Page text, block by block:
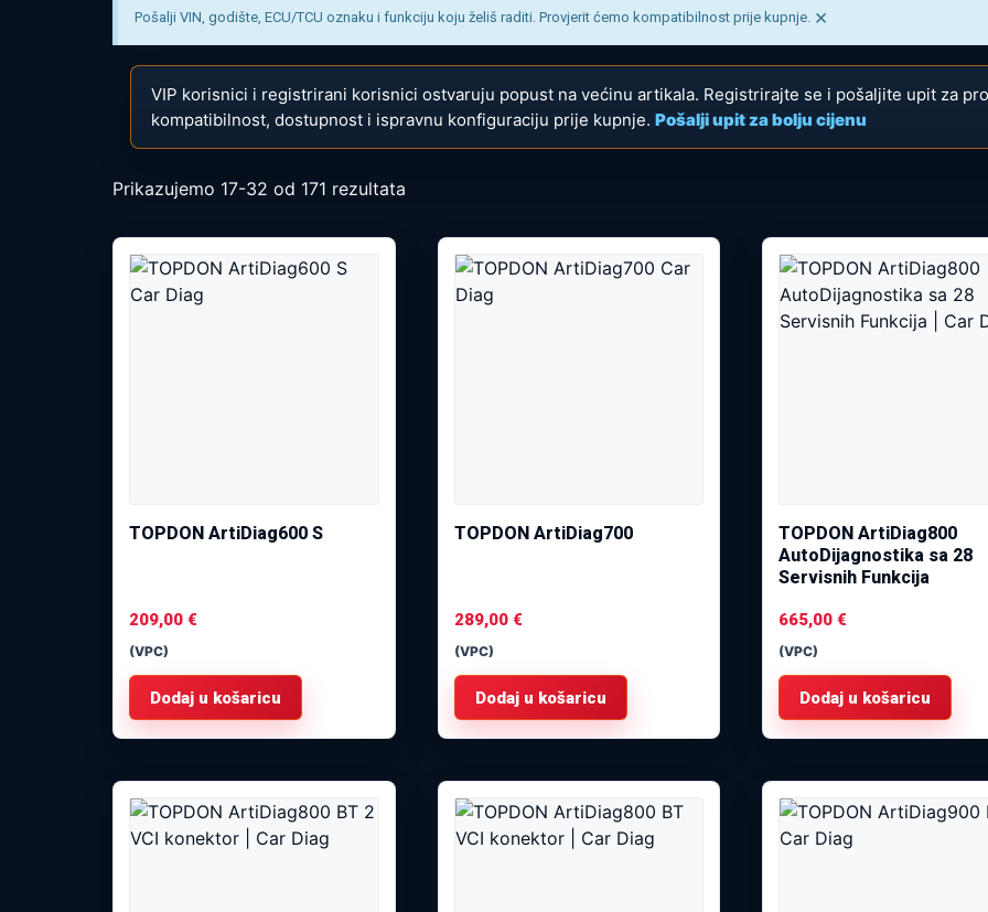
Pošalji VIN, godište, ECU/TCU oznaku i funkciju koju želiš raditi. Provjerit ćemo kompatibilnost prije kupnje. ×
VIP korisnici i registrirani korisnici ostvaruju popust na većinu artikala. Registrirajte se i pošaljite upit za
kompatibilnost, dostupnost i ispravnu konfiguraciju prije kupnje. Pošalji upit za bolju cijenu
Prikazujemo 17-32 od 171 rezultata
TOPDON ArtiDiag600 S
209,00 €
(VPC)
Dodaj u košaricu
TOPDON ArtiDiag700
289,00 €
(VPC)
Dodaj u košaricu
TOPDON ArtiDiag800
AutoDijagnostika sa 28
Servisnih Funkcija
665,00 €
(VPC)
Dodaj u košaricu